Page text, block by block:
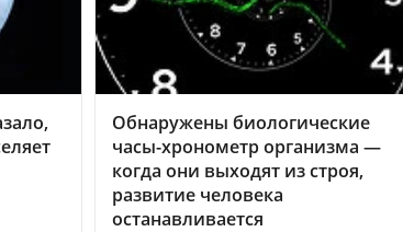
Обнаружены биологические
часы-хронометр организма —
когда они выходят из строя,
развитие человека
останавливается